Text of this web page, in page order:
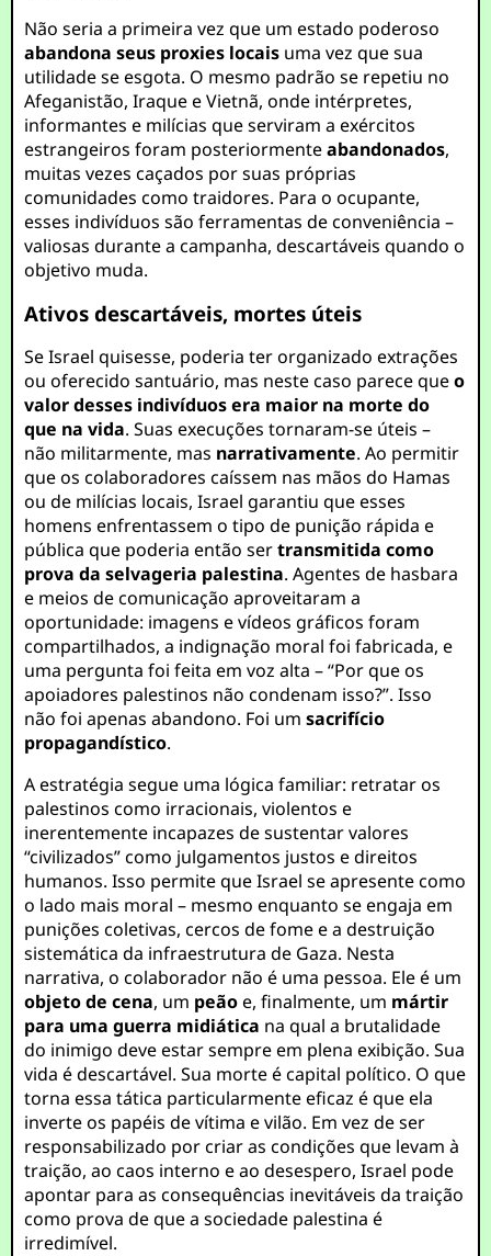
Não seria a primeira vez que um estado poderoso
abandona seus proxies locais uma vez que sua
utilidade se esgota. O mesmo padrão se repetiu no
Afeganistão, Iraque e Vietnã, onde intérpretes,
informantes e milícias que serviram a exércitos
estrangeiros foram posteriormenteabandonados,
muitas vezes caçados por suas próprias
comunidades como traidores. Para o ocupante,
esses indivíduos são ferramentas de conveniência –
valiosas durante a campanha, descartáveis quando o
objetivo muda.
Ativos descartáveis, mortes úteis
Se Israel quisesse, poderia ter organizado extrações
ou oferecido santuário, mas neste caso parece queo
valor desses indivíduos era maior na morte do
que na vida. Suas execuções tornaram-se úteis –
não militarmente, mas narrativamente. Ao permitir
que os colaboradores caíssem nas mãos do Hamas
ou de milícias locais, Israel garantiu que esses
homens enfrentassem o tipo de punição rápida e
pública que poderia então sertransmitida como
prova da selvageria palestina. Agentes de hasbara
e meios de comunicação aproveitaram a
oportunidade: imagens e vídeos gráficos foram
compartilhados, a indignação moral foi fabricada, e
uma pergunta foi feita em voz alta – “Por que os
apoiadores palestinos não condenam isso?”. Isso
não foi apenas abandono. Foi umsacrifício
propagandístico.
A estratégia segue uma lógica familiar: retratar os
palestinos como irracionais, violentos e
inerentemente incapazes de sustentar valores
“civilizados” como julgamentos justos e direitos
humanos. Isso permite que Israel se apresente como
o lado mais moral – mesmo enquanto se engaja em
punições coletivas, cercos de fome e a destruição
sistemática da infraestrutura de Gaza. Nesta
narrativa, o colaborador não é uma pessoa. Ele é um
objeto de cena, um peãoe, finalmente, um mártir
para uma guerra midiática na qual a brutalidade
do inimigo deve estar sempre em plena exibição. Sua
vida é descartável. Sua morte é capital político. O que
torna essa tática particularmente eficaz é que ela
inverte os papéis de vítima e vilão. Em vez de ser
responsabilizado por criar as condições que levam à
traição, ao caos interno e ao desespero, Israel pode
apontar para as consequências inevitáveis da traição
como prova de que a sociedade palestina é
irredimível.